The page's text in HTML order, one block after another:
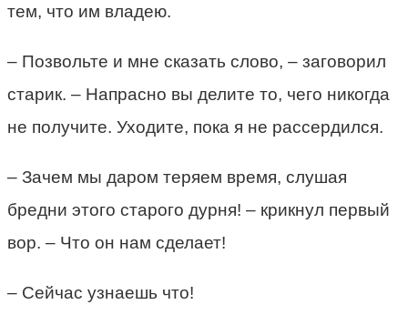
тем, что им владею.
– Позвольте и мне сказать слово, – заговорил
старик. – Напрасно вы делите то, чего никогда
не получите. Уходите, пока я не рассердился.
– Зачем мы даром теряем время, слушая
бредни этого старого дурня! – крикнул первый
вор. – Что он нам сделает!
– Сейчас узнаешь что!